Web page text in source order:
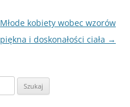
Młode kobiety wobec wzorów
piękna i doskonałości ciała →